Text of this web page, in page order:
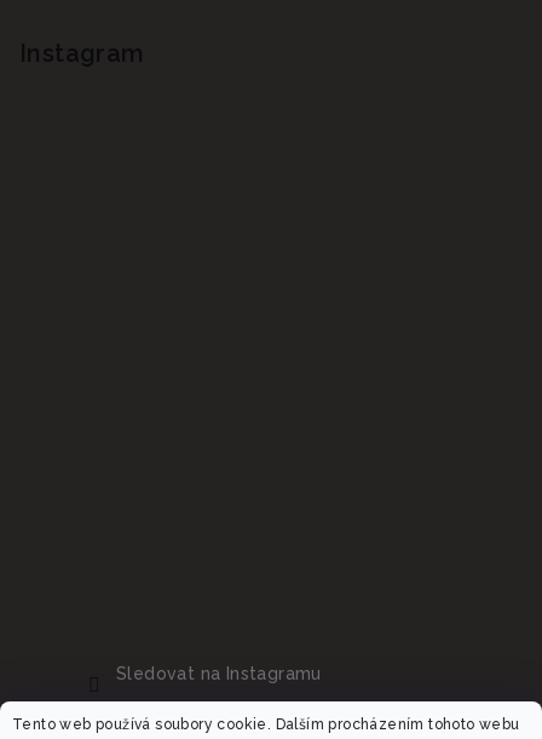
Tento web používá soubory cookie. Dalším procházením tohoto webu
Instagram
Sledovat na Instagramu